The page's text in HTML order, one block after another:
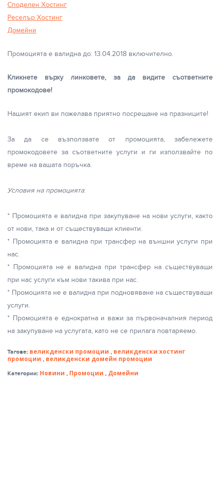
Споделен Хостинг
Реселър Хостинг
Домейни
Промоцията е валидна до: 13.04.2018 включително.
Кликнете върху линковете, за да видите съответните
промокодове!
Нашият екип ви пожелава приятно посрещане на празниците!
За да се възползвате от промоцията, забележете
промокодовете за съответните услуги и ги използвайте по
време на вашата поръчка.
Условия на промоцията:
* Промоцията е валидна при закупуване на нови услуги, както
от нови, така и от съществуващи клиенти.
* Промоцията е валидна при трансфер на външни услуги при
нас.
* Промоцията не е валидна при трансфер на съществуващи
при нас услуги към нови такива при нас.
* Промоцията не е валидна при подновяване на съществуващи
услуги.
* Промоцията е еднократна и важи за първоначалния период
на закупуване на услугата, като не се прилага повтаряемо.
Тагове: великденски промоции , великденски хостинг
промоции , великденски домейн промоции
Категории: Новини , Промоции , Домейни